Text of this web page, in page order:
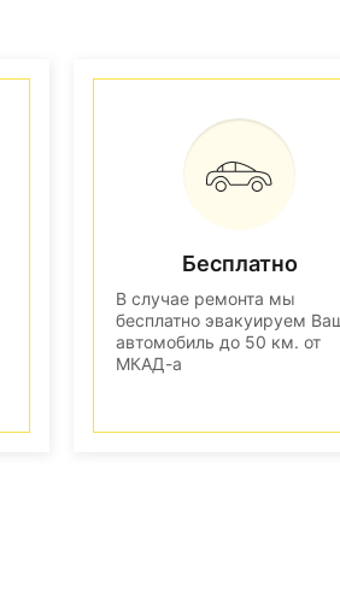
Бесплатно
В случае ремонта мы
бесплатно эвакуируем
автомобиль до 50 км. от
МКАД-а